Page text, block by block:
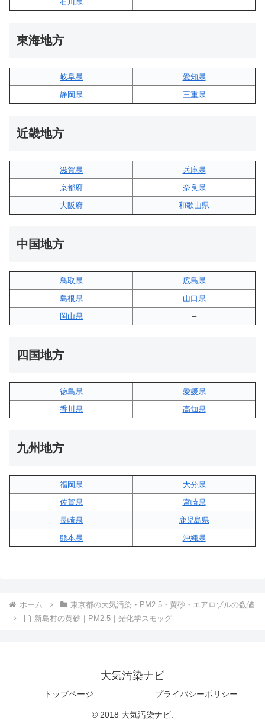
東海地方
岐阜県
愛知県
静岡県
三重県
近畿地方
滋賀県
兵庫県
京都府
奈良県
大阪府
和歌山県
中国地方
鳥取県
広島県
島根県
山口県
岡山県
–
四国地方
徳島県
愛媛県
香川県
高知県
九州地方
福岡県
大分県
佐賀県
宮崎県
長崎県
鹿児島県
熊本県
沖縄県
ホーム
東京都の大気汚染・PM2.5・黄砂・エアロゾルの数値
新島村の黄砂｜PM2.5｜光化学スモッグ
大気汚染ナビ
トップページ プライバシーポリシー
© 2018 大気汚染ナビ.